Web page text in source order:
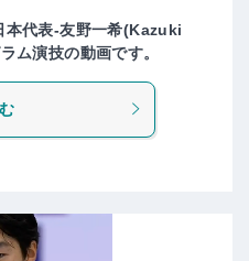
本代表-友野一希(Kazuki
ム演技の動画です。